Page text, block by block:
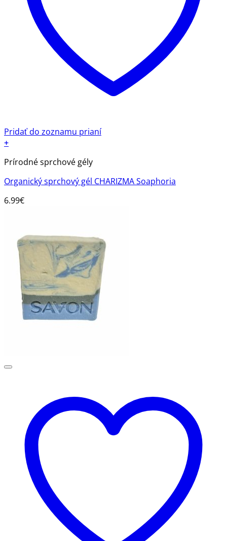
Pridať do zoznamu prianí
+
Prírodné sprchové gély
Organický sprchový gél CHARIZMA Soaphoria
6.99€